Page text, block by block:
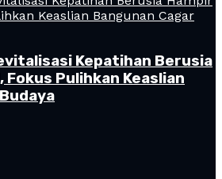
Kepatihan Berusia
Fokus Pulihkan Keaslian